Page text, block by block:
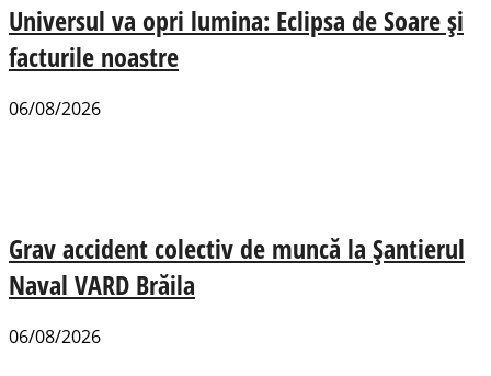
Universul va opri lumina: Eclipsa de Soare și
facturile noastre
06/08/2026
Grav accident colectiv de muncă la Șantierul
Naval VARD Brăila
06/08/2026